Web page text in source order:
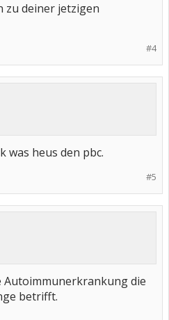
zu deiner jetzigen
#4
was heus den pbc.
#5
Autoimmunerkrankung die
betrifft.